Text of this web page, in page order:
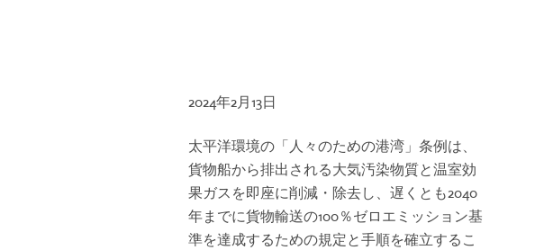
2024年2月13日
太平洋環境の「人々のための港湾」条例は、
貨物船から排出される大気汚染物質と温室効
果ガスを即座に削減・除去し、遅くとも2040
年までに貨物輸送の100％ゼロエミッション基
準を達成するための規定と手順を確立するこ